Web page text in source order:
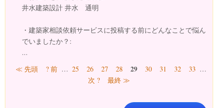
井水建築設計 井水 通明
・建築家相談依頼サービスに投稿する前にどんなことで悩ん
でいましたか？:
...
ページ
≪ 先頭 ? 前 … 25 26 27 28 29 30 31 32 33 …
次 ?
最終 ≫